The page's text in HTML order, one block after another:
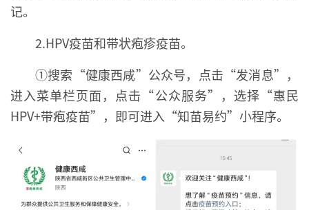
记。
2.HPV疫苗和带状疱疹疫苗。
①搜索“健康西咸”公众号，点击“发消息”，
进入菜单栏页面，点击“公众服务”，选择“惠民
HPV+带疱疫苗”，即可进入“知苗易约”小程序。